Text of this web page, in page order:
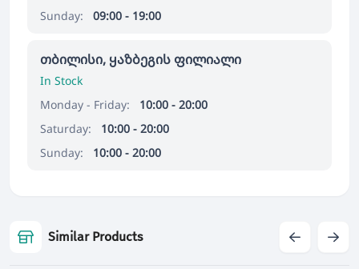
Sunday:
09:00 - 19:00
თბილისი, ყაზბეგის ფილიალი
In Stock
Monday - Friday:
10:00 - 20:00
Saturday:
10:00 - 20:00
Sunday:
10:00 - 20:00
Similar Products